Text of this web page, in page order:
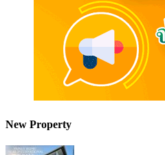
New Property